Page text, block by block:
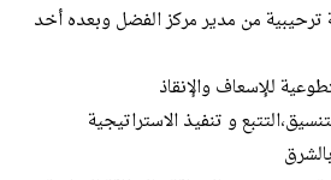
ترحيبية من مدير مركز الفضل وبعده أخد
للإسعاف والإنقاذ
و تنفيذ الاستراتيجية